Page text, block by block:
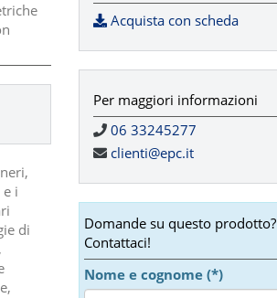
i
di
Acquista con scheda
Per maggiori informazioni
06 33245277
clienti@epc.it
Domande su questo prodotto?
Contattaci!
Nome e cognome (*)